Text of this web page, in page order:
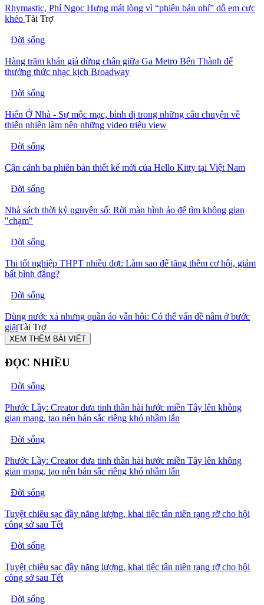
Rhymastic, Phí Ngọc Hưng mát lòng vì “phiên bản nhí” dỗ em cực
khéo Tài Trợ
Đời sống
Hàng trăm khán giả dừng chân giữa Ga Metro Bến Thành để
thưởng thức nhạc kịch Broadway
Đời sống
Hiển Ở Nhà - Sự mộc mạc, bình dị trong những câu chuyện về
thiên nhiên làm nên những video triệu view
Đời sống
Cận cảnh ba phiên bản thiết kế mới của Hello Kitty tại Việt Nam
Đời sống
Nhà sách thời kỷ nguyên số: Rời màn hình ảo để tìm không gian
"chạm"
Đời sống
Thi tốt nghiệp THPT nhiều đợt: Làm sao để tăng thêm cơ hội, giảm
bất bình đẳng?
Đời sống
Dùng nước xả nhưng quần áo vẫn hôi: Có thể vấn đề nằm ở bước
giặtTài Trợ
XEM THÊM BÀI VIẾT
ĐỌC NHIỀU
Đời sống
Phước Lầy: Creator đưa tinh thần hài hước miền Tây lên không
gian mạng, tạo nên bản sắc riêng khó nhầm lẫn
Đời sống
Phước Lầy: Creator đưa tinh thần hài hước miền Tây lên không
gian mạng, tạo nên bản sắc riêng khó nhầm lẫn
Đời sống
Tuyệt chiêu sạc đầy năng lượng, khai tiệc tân niên rạng rỡ cho hội
công sở sau Tết
Đời sống
Tuyệt chiêu sạc đầy năng lượng, khai tiệc tân niên rạng rỡ cho hội
công sở sau Tết
Đời sống